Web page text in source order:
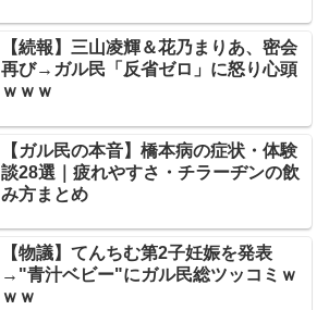
【続報】三山凌輝＆花乃まりあ、密会
再び→ガル民「反省ゼロ」に怒り心頭
ｗｗｗ
【ガル民の本音】橋本病の症状・体験
談28選｜疲れやすさ・チラーヂンの飲
み方まとめ
【物議】てんちむ第2子妊娠を発表
→"青汁ベビー"にガル民総ツッコミｗ
ｗｗ